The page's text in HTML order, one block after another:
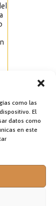
como las
El
datos como
en este